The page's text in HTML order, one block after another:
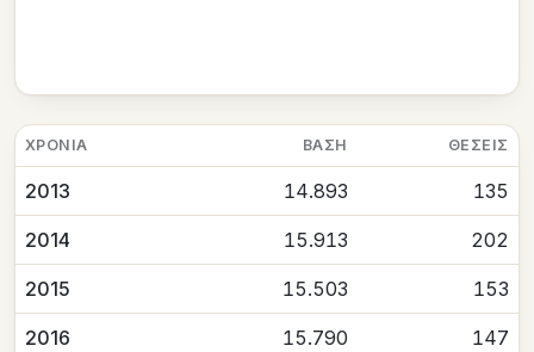
ΧΡΟΝΙΆ ΒΆΣΗ ΘΈΣΕΙΣ
2013 14.893 135
2014 15.913 202
2015 15.503 153
2016 15.790 147